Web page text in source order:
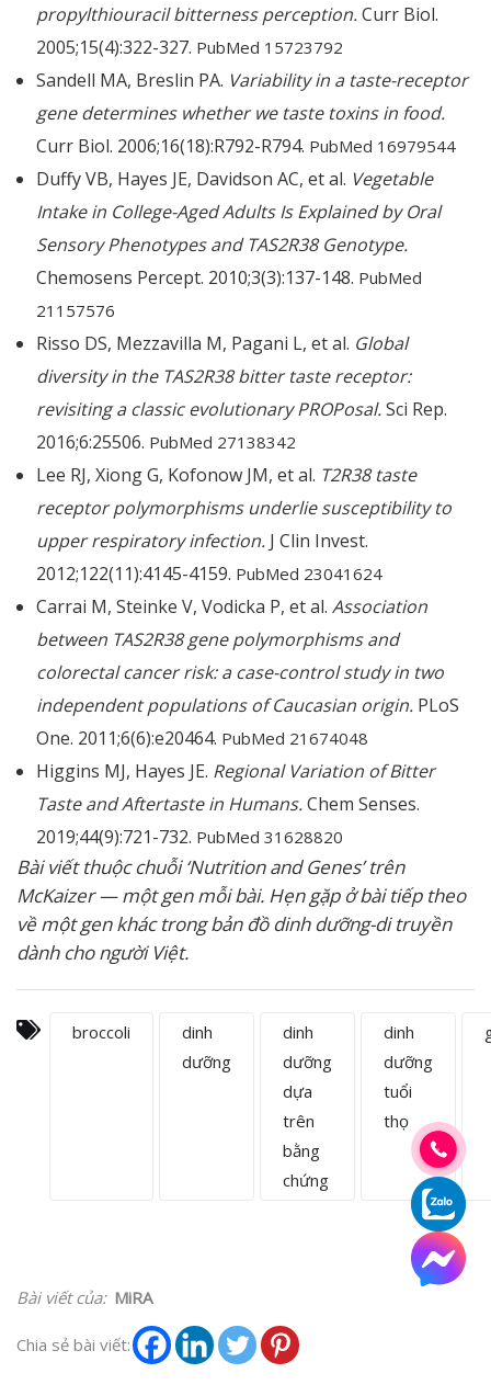
propylthiouracil bitterness perception.Curr Biol.
2005;15(4):322-327. PubMed 15723792
Sandell MA, Breslin PA. Variability in a taste-receptor
gene determines whether we taste toxins in food.
Curr Biol. 2006;16(18):R792-R794. PubMed 16979544
Duffy VB, Hayes JE, Davidson AC, et al. Vegetable
Intake in College-Aged Adults Is Explained by Oral
Sensory Phenotypes and TAS2R38 Genotype.
Chemosens Percept. 2010;3(3):137-148. PubMed
21157576
Risso DS, Mezzavilla M, Pagani L, et al. Global
diversity in the TAS2R38 bitter taste receptor:
revisiting a classic evolutionary PROPosal.Sci Rep.
2016;6:25506. PubMed 27138342
Lee RJ, Xiong G, Kofonow JM, et al. T2R38 taste
receptor polymorphisms underlie susceptibility to
upper respiratory infection. J Clin Invest.
2012;122(11):4145-4159. PubMed 23041624
Carrai M, Steinke V, Vodicka P, et al. Association
between TAS2R38 gene polymorphisms and
colorectal cancer risk: a case-control study in two
independent populations of Caucasian origin. PLoS
One. 2011;6(6):e20464. PubMed 21674048
Higgins MJ, Hayes JE. Regional Variation of Bitter
Taste and Aftertaste in Humans.Chem Senses.
2019;44(9):721-732. PubMed 31628820
Bài viết thuộc chuỗi ‘Nutrition and Genes’ trên
McKaizer — một gen mỗi bài. Hẹn gặp ở bài tiếp theo
về một gen khác trong bản đồ dinh dưỡng-di truyền
dành cho người Việt.
broccoli
dinh
dưỡng
dinh
dưỡng
dựa
trên
bằng
chứng
dinh
dưỡng
tuổi
thọ
Bài viết của: MiRA
Chia sẻ bài viết: